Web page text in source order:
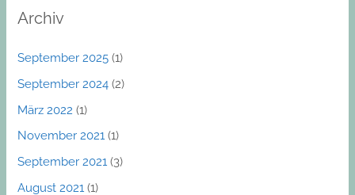
Archiv
September 2025 (1)
September 2024 (2)
März 2022 (1)
November 2021 (1)
September 2021 (3)
August 2021 (1)